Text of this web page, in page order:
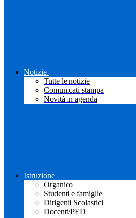
Notizie
Tutte le notizie
Comunicati stampa
Novità in agenda
Istruzione
Organico
Studenti e famiglie
Dirigenti Scolastici
Docenti/PED